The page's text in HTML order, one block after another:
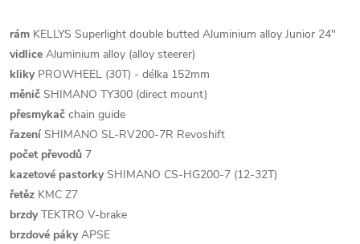
rám KELLYS Superlight double butted Aluminium alloy Junior 24"
vidlice Aluminium alloy (alloy steerer)
klikyPROWHEEL (30T) - délka 152mm
měnič SHIMANO TY300 (direct mount)
přesmykač chain guide
řazení SHIMANO SL-RV200-7R Revoshift
počet převodů 7
kazetové pastorkySHIMANO CS-HG200-7 (12-32T)
řetěz KMC Z7
brzdyTEKTRO V-brake
brzdové pákyAPSE